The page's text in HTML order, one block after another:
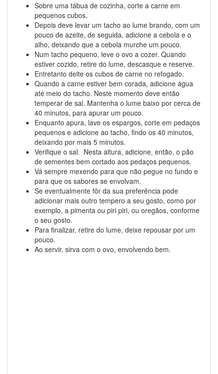
Sobre uma tábua de cozinha, corte a carne em
pequenos cubos.
Depois deve levar um tacho ao lume brando, com um
pouco de azeite, de seguida, adicione a cebola e o
alho, deixando que a cebola murche um pouco.
Num tacho pequeno, leve o ovo a cozer. Quando
estiver cozido, retire do lume, descasque e reserve.
Entretanto deite os cubos de carne no refogado.
Quando a carne estiver bem corada, adicione água
até meio do tacho. Neste momento deve então
temperar de sal. Mantenha o lume baixo por cerca de
40 minutos, para apurar um pouco.
Enquanto apura, lave os espargos, corte em pedaços
pequenos e adicione ao tacho, findo os 40 minutos,
deixando por mais 5 minutos.
Verifique o sal. Nesta altura, adicione, então, o pão
de sementes bem cortado aos pedaços pequenos.
Vá sempre mexendo para que não pegue no fundo e
para que os sabores se envolvam.
Se eventualmente fôr da sua preferência pode
adicionar mais outro tempero a seu gosto, como por
exemplo, a pimenta ou piri piri, ou oregãos, conforme
o seu gosto.
Para finalizar, retire do lume, deixe repousar por um
pouco.
Ao servir, sirva com o ovo, envolvendo bem.